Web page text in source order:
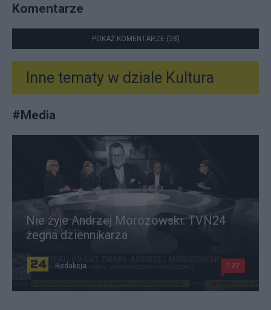
Komentarze
POKAŻ KOMENTARZE (28)
Inne tematy w dziale Kultura
#Media
Nie żyje Andrzej Morozowski. TVN24
żegna dziennikarza
Redakcja 127